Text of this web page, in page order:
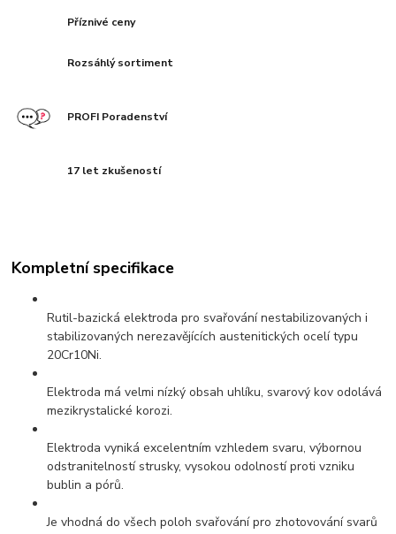
Příznivé ceny
Rozsáhlý sortiment
PROFI Poradenství
17 let zkušeností
Kompletní specifikace
Rutil-bazická elektroda pro svařování nestabilizovaných i
stabilizovaných nerezavějících austenitických ocelí typu
20Cr10Ni.
Elektroda má velmi nízký obsah uhlíku, svarový kov odolává
mezikrystalické korozi.
Elektroda vyniká excelentním vzhledem svaru, výbornou
odstranitelností strusky, vysokou odolností proti vzniku
bublin a pórů.
Je vhodná do všech poloh svařování pro zhotovování svarů